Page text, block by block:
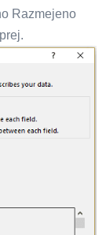
Razmejeno